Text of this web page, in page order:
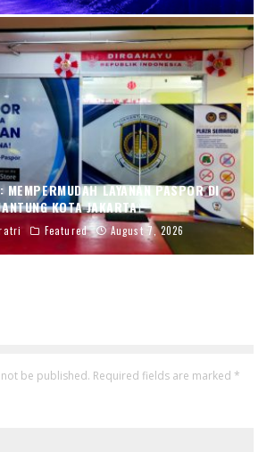
MEMPERMUDAH LAYANAN PASPOR DI
KOTA JAKARTA
Featured August 7, 2026
be published. Required fields are marked *